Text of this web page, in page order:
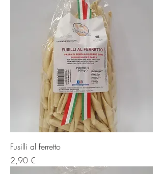
Fusilli al ferretto
Prezzo
2,90 €